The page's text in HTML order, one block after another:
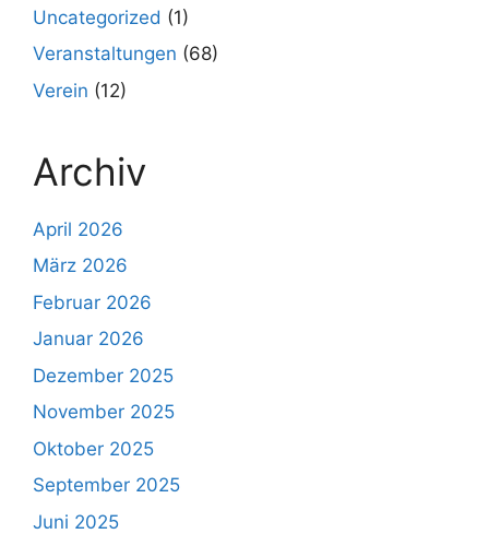
Uncategorized (1)
Veranstaltungen (68)
Verein (12)
Archiv
April 2026
März 2026
Februar 2026
Januar 2026
Dezember 2025
November 2025
Oktober 2025
September 2025
Juni 2025